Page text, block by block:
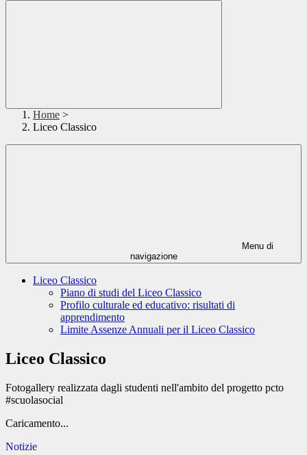
Home >
Liceo Classico
Menu di
navigazione
Liceo Classico
Piano di studi del Liceo Classico
Profilo culturale ed educativo: risultati di
apprendimento
Limite Assenze Annuali per il Liceo Classico
Liceo Classico
Fotogallery realizzata dagli studenti nell'ambito del progetto pcto
#scuolasocial
Caricamento...
Notizie